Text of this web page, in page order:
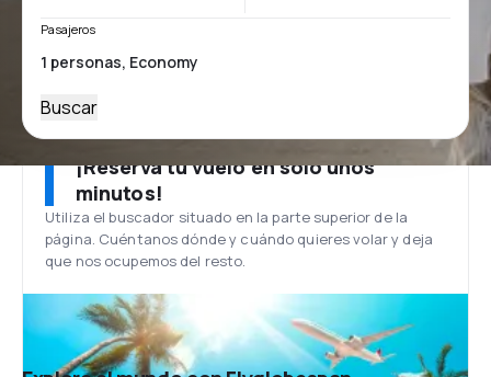
Pasajeros
Buscar
¡Reserva tu vuelo en solo unos
minutos!
Utiliza el buscador situado en la parte superior de la
página. Cuéntanos dónde y cuándo quieres volar y deja
que nos ocupemos del resto.